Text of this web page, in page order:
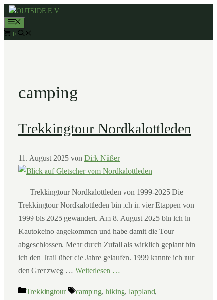
Zum
Inhalt
springen
0
camping
Trekkingtour Nordkalottleden
11. August 2025 von Dirk Nüßer
Trekkingtour Nordkalottleden von 1999-2025 Die
Trekkingtour Nordkalottleden bin ich in vier Etappen von
1999 bis 2025 gewandert. Am 8. August 2025 bin ich in
Kautokeino angekommen und habe damit die Tour
abgeschlossen. Mehr durch Zufall als wirklich geplant bin
ich den Trail über die Jahre gelaufen. 1999 kannte ich nur
den Grenzweg … Weiterlesen …
Kategorien
Trekkingtour Schlagwörter
camping, hiking, lappland,